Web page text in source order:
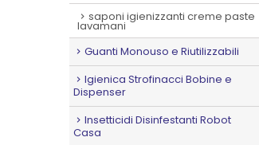
saponi igienizzanti creme paste
lavamani
Guanti Monouso e Riutilizzabili
Igienica Strofinacci Bobine e
Dispenser
Insetticidi Disinfestanti Robot
Casa